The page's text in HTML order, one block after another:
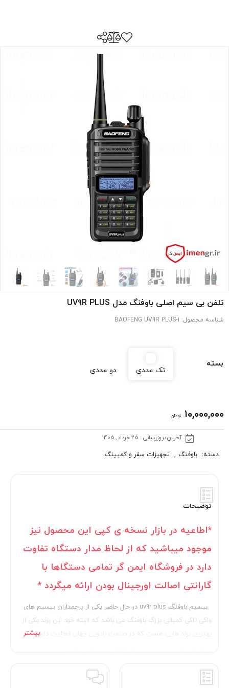
تلفن بی سیم اصلی باوفنگ مدل UV9R PLUS
شناسه محصول: BAOFENG UV9R PLUS-1
بسته
تک عددی دو عددی
۱۰,۰۰۰,۰۰۰ تومان
آخرین بروزرسانی : 25 خرداد, 1405
دسته: باوفنگ , تجهیزات سفر و کمپینگ
توضیحات
*اطاعیه در بازار نسخه ی کپی این محصول نیز
موجود میباشید که از لحاظ مدار دستگاه تفاوت
دارد در فروشگاه ایمن گر تمامی دستگاها با
گارانتی اصالت اورجینال بودن ارائه میگردد *
بیسیم باوفنگ uv9r plus در حال حاضر یکی از پرچمداران بیسیم های
واکی تاکی کمپانی بزرگ باوفنگ می باشد که البته خود این برند یکی از
بهترین برند هایی هست که در صنعت رادویی جهان فعالیت دارد..